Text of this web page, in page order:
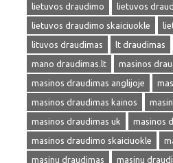
lietuvos draudimo
lietuvos
lietuvos draudimo skaiciuokle
lituvos draudimas
lt draudimas
mano draudimas.lt
masinos
masinos draudimas anglijoje
masinos draudimas kainos
masinos draudimas uk
masinos
masinos draudimo skaiciuokle
masinu draudimas
masinu